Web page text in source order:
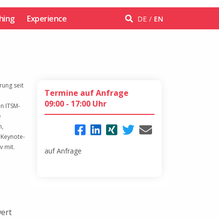
Experience DE EN
seit
ITSM-
mit.
Termine auf Anfrage
09:00 - 17:00 Uhr
auf Anfrage